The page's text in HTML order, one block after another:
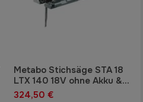
Metabo Stichsäge STA 18
LTX 140 18V ohne Akku &
Ladegerät
324,50 €